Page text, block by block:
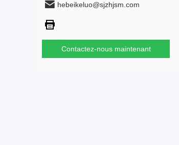
hebeikeluo@sjzhjsm.com
Contactez-nous maintenant